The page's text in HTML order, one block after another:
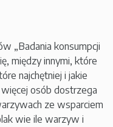
„Badania konsumpcji
między innymi, które
najchętniej i jakie
osób dostrzega
ze wsparciem
wie ile warzyw i